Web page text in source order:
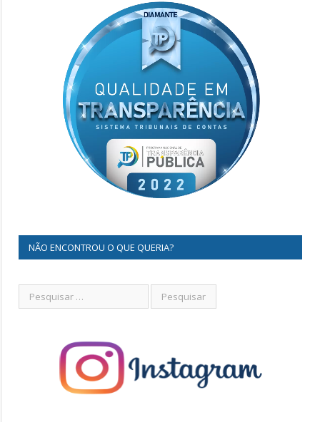
NÃO ENCONTROU O QUE QUERIA?